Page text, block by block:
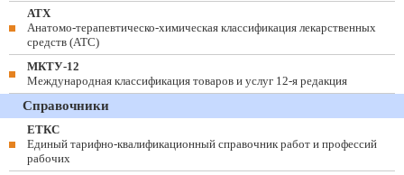
АТХ
Анатомо-терапевтическо-химическая классификация лекарственных
средств (ATC)
МКТУ-12
Международная классификация товаров и услуг 12-я редакция
Справочники
ЕТКС
Единый тарифно-квалификационный справочник работ и профессий
рабочих